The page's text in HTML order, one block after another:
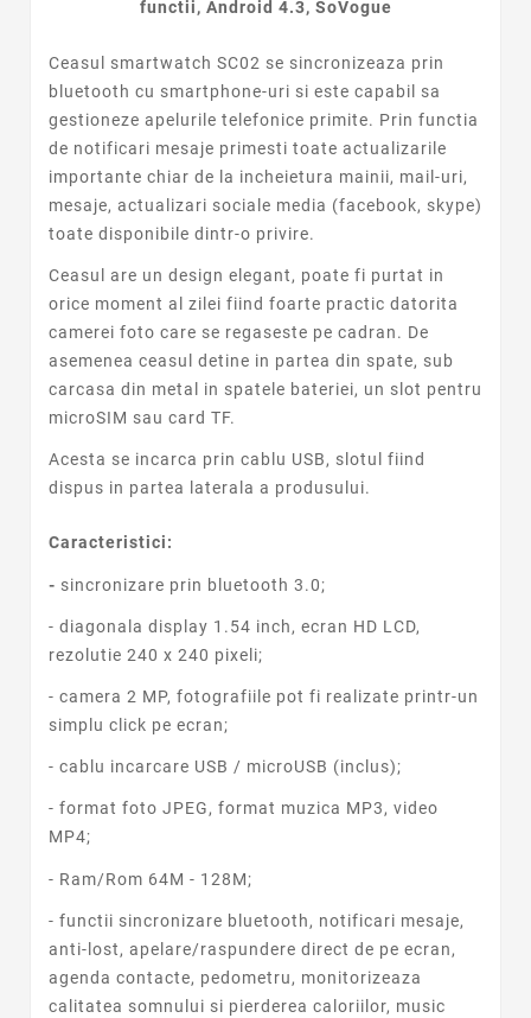
functii, Android 4.3, SoVogue
Ceasul smartwatch SC02 se sincronizeaza prin
bluetooth cu smartphone-uri si este capabil sa
gestioneze apelurile telefonice primite. Prin functia
de notificari mesaje primesti toate actualizarile
importante chiar de la incheietura mainii, mail-uri,
mesaje, actualizari sociale media (facebook, skype)
toate disponibile dintr-o privire.
Ceasul are un design elegant, poate fi purtat in
orice moment al zilei fiind foarte practic datorita
camerei foto care se regaseste pe cadran. De
asemenea ceasul detine in partea din spate, sub
carcasa din metal in spatele bateriei, un slot pentru
microSIM sau card TF.
Acesta se incarca prin cablu USB, slotul fiind
dispus in partea laterala a produsului.
Caracteristici:
- sincronizare prin bluetooth 3.0;
- diagonala display 1.54 inch, ecran HD LCD,
rezolutie 240 x 240 pixeli;
- camera 2 MP, fotografiile pot fi realizate printr-un
simplu click pe ecran;
- cablu incarcare USB / microUSB (inclus);
- format foto JPEG, format muzica MP3, video
MP4;
- Ram/Rom 64M - 128M;
- functii sincronizare bluetooth, notificari mesaje,
anti-lost, apelare/raspundere direct de pe ecran,
agenda contacte, pedometru, monitorizeaza
calitatea somnului si pierderea caloriilor, music